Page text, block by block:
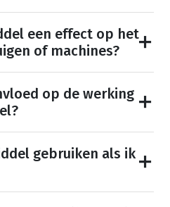
een effect op het
of machines?
op de werking
gebruiken als ik